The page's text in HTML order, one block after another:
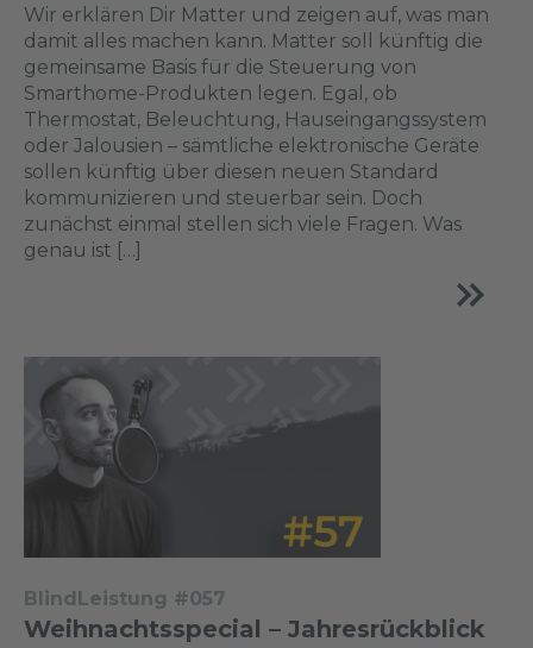
Wir erklären Dir Matter und zeigen auf, was man
damit alles machen kann. Matter soll künftig die
gemeinsame Basis für die Steuerung von
Smarthome-Produkten legen. Egal, ob
Thermostat, Beleuchtung, Hauseingangssystem
oder Jalousien – sämtliche elektronische Geräte
sollen künftig über diesen neuen Standard
kommunizieren und steuerbar sein. Doch
zunächst einmal stellen sich viele Fragen. Was
genau ist […]
BlindLeistung #057
Weihnachtsspecial – Jahresrückblick